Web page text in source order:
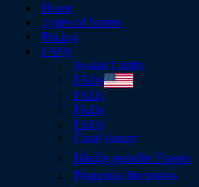
Home
Types of Scams
Pricing
FAQs
Soalan Lazim
FAQs
FAQs
FAQs
FAQs
Časté dotazy
Häufig gestellte Fragen
Preguntas frecuentes